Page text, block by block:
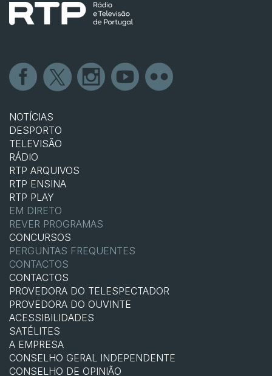
NOTÍCIAS
DESPORTO
TELEVISÃO
RÁDIO
RTP ARQUIVOS
RTP ENSINA
RTP PLAY
EM DIRETO
REVER PROGRAMAS
CONCURSOS
PERGUNTAS FREQUENTES
CONTACTOS
CONTACTOS
PROVEDORA DO TELESPECTADOR
PROVEDORA DO OUVINTE
ACESSIBILIDADES
SATÉLITES
A EMPRESA
CONSELHO GERAL INDEPENDENTE
CONSELHO DE OPINIÃO